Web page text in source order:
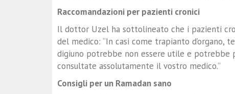
Raccomandazioni per pazienti cronici
Il dottor Uzel ha sottolineato che i pazienti
del medico: “In casi come trapianto d’organo,
digiuno potrebbe non essere utile e potrebbe
consultate assolutamente il vostro medico.”
Consigli per un Ramadan sano